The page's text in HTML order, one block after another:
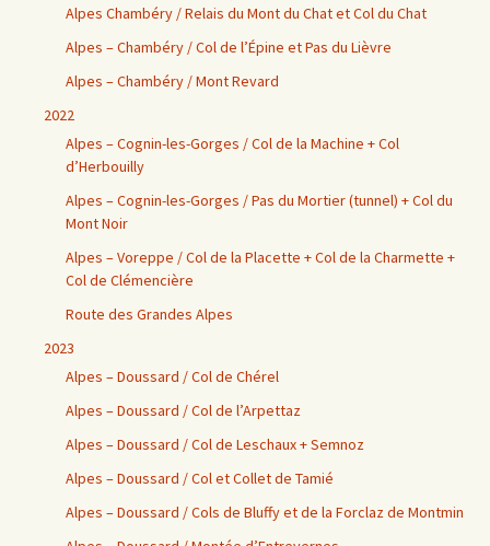
Alpes Chambéry / Relais du Mont du Chat et Col du Chat
Alpes – Chambéry / Col de l’Épine et Pas du Lièvre
Alpes – Chambéry / Mont Revard
2022
Alpes – Cognin-les-Gorges / Col de la Machine + Col
d’Herbouilly
Alpes – Cognin-les-Gorges / Pas du Mortier (tunnel) + Col du
Mont Noir
Alpes – Voreppe / Col de la Placette + Col de la Charmette +
Col de Clémencière
Route des Grandes Alpes
2023
Alpes – Doussard / Col de Chérel
Alpes – Doussard / Col de l’Arpettaz
Alpes – Doussard / Col de Leschaux + Semnoz
Alpes – Doussard / Col et Collet de Tamié
Alpes – Doussard / Cols de Bluffy et de la Forclaz de Montmin